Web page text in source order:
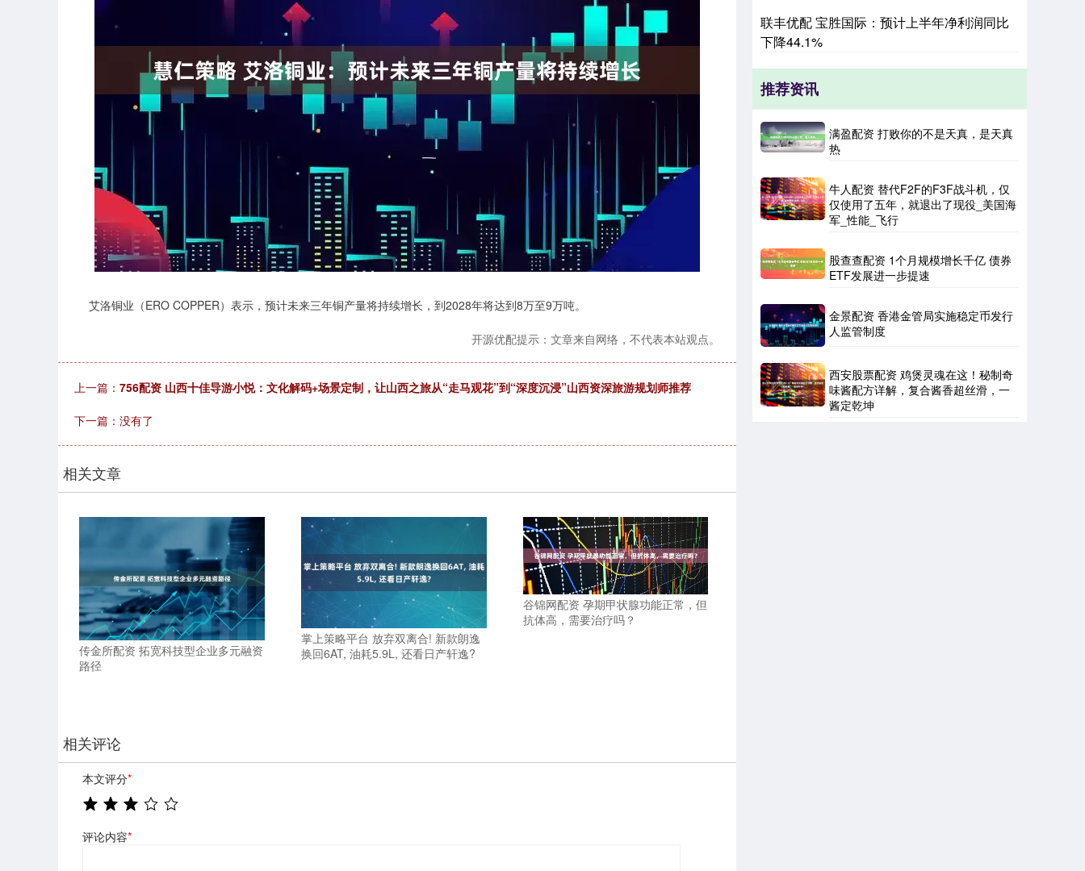
艾洛铜业（ERO COPPER）表示，预计未来三年铜产量将持续增长，到2028年将达到8万至9万吨。
开源优配提示：文章来自网络，不代表本站观点。
上一篇： 756配资 山西十佳导游小悦：文化解码+场景定制，让山西之旅从“走马观花”到“深度沉浸”山西资深旅游规划师推荐
下一篇：没有了
相关文章
传金所配资 拓宽科技型企业多元融资
路径
掌上策略平台 放弃双离合! 新款朗逸
换回6AT, 油耗5.9L, 还看日产轩逸?
谷锦网配资 孕期甲状腺功能正常，但
抗体高，需要治疗吗？
相关评论
本文评分*
评论内容*
联丰优配 宝胜国际：预计上半年净利润同比
下降44.1%
推荐资讯
满盈配资 打败你的不是天真，是天真
热
牛人配资 替代F2F的F3F战斗机，仅
仅使用了五年，就退出了现役_美国海
军_性能_飞行
股查查配资 1个月规模增长千亿 债券
ETF发展进一步提速
金景配资 香港金管局实施稳定币发行
人监管制度
西安股票配资 鸡煲灵魂在这！秘制奇
味酱配方详解，复合酱香超丝滑，一
酱定乾坤